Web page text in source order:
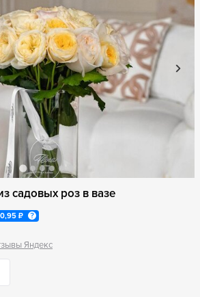
садовых роз в вазе
₽
Яндекс